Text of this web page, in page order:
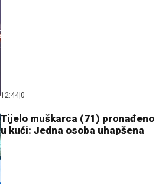
12:44 0
Tijelo muškarca (71) pronađeno
u kući: Jedna osoba uhapšena